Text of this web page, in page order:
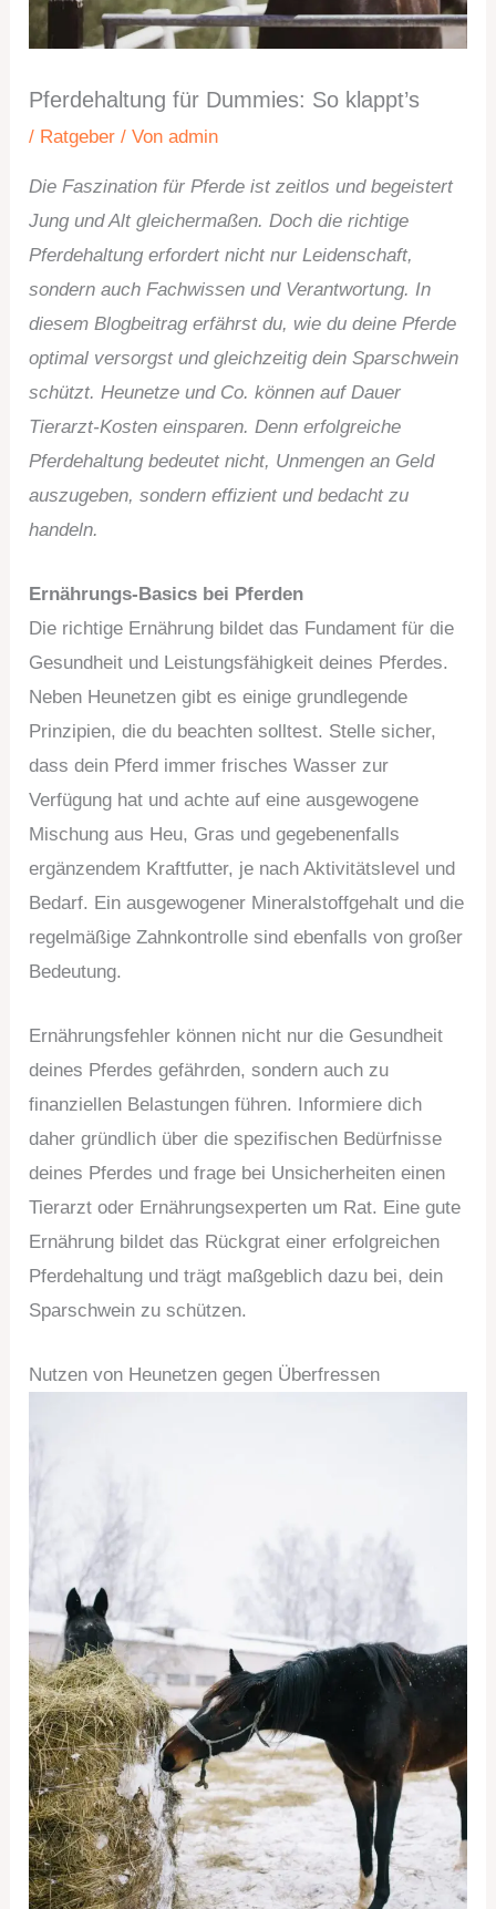
Pferdehaltung für Dummies: So klappt’s
/ Ratgeber / Vonadmin
Die Faszination für Pferde ist zeitlos und begeistert
Jung und Alt gleichermaßen. Doch die richtige
Pferdehaltung erfordert nicht nur Leidenschaft,
sondern auch Fachwissen und Verantwortung. In
diesem Blogbeitrag erfährst du, wie du deine Pferde
optimal versorgst und gleichzeitig dein Sparschwein
schützt. Heunetze und Co. können auf Dauer
Tierarzt-Kosten einsparen. Denn erfolgreiche
Pferdehaltung bedeutet nicht, Unmengen an Geld
auszugeben, sondern effizient und bedacht zu
handeln.
Ernährungs-Basics bei Pferden
Die richtige Ernährung bildet das Fundament für die
Gesundheit und Leistungsfähigkeit deines Pferdes.
Neben Heunetzen gibt es einige grundlegende
Prinzipien, die du beachten solltest. Stelle sicher,
dass dein Pferd immer frisches Wasser zur
Verfügung hat und achte auf eine ausgewogene
Mischung aus Heu, Gras und gegebenenfalls
ergänzendem Kraftfutter, je nach Aktivitätslevel und
Bedarf. Ein ausgewogener Mineralstoffgehalt und die
regelmäßige Zahnkontrolle sind ebenfalls von großer
Bedeutung.
Ernährungsfehler können nicht nur die Gesundheit
deines Pferdes gefährden, sondern auch zu
finanziellen Belastungen führen. Informiere dich
daher gründlich über die spezifischen Bedürfnisse
deines Pferdes und frage bei Unsicherheiten einen
Tierarzt oder Ernährungsexperten um Rat. Eine gute
Ernährung bildet das Rückgrat einer erfolgreichen
Pferdehaltung und trägt maßgeblich dazu bei, dein
Sparschwein zu schützen.
Nutzen von Heunetzen gegen Überfressen